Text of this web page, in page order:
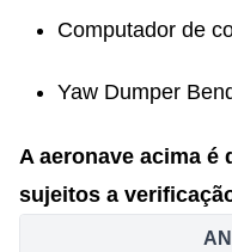
Computador de
Yaw Dumper
A aeronave acima é
sujeitos a